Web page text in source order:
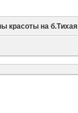
красоты на б.Тихая